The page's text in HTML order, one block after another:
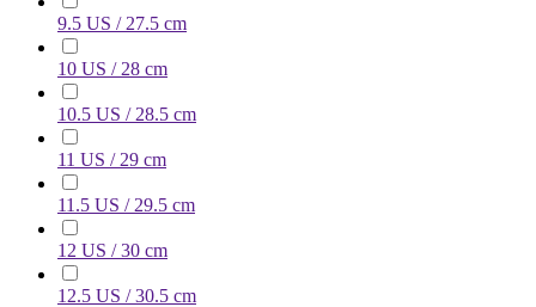
9.5 US / 27.5 cm
10 US / 28 cm
10.5 US / 28.5 cm
11 US / 29 cm
11.5 US / 29.5 cm
12 US / 30 cm
12.5 US / 30.5 cm